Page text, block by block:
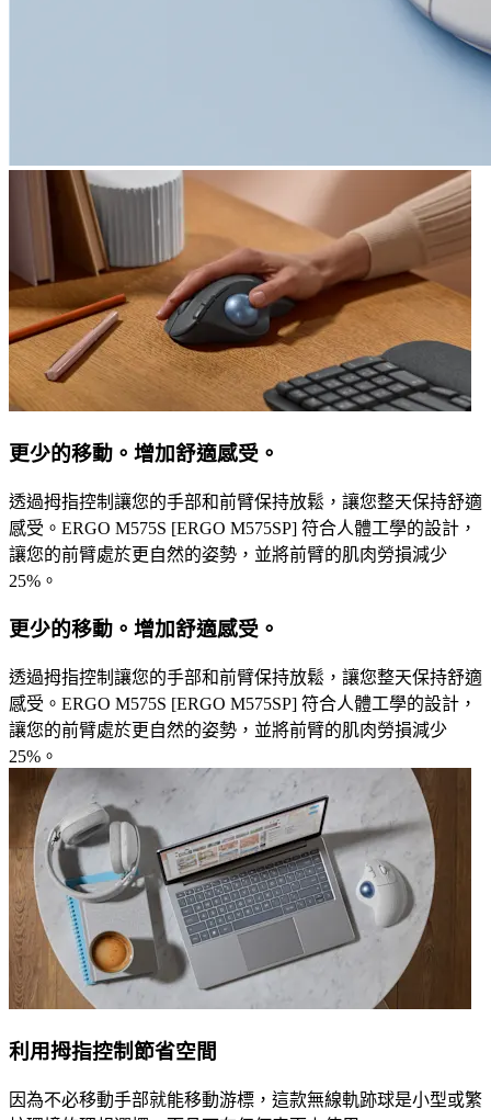
更少的移動。增加舒適感受。
透過拇指控制讓您的手部和前臂保持放鬆，讓您整天保持舒適
感受。ERGO M575S [ERGO M575SP] 符合人體工學的設計，
讓您的前臂處於更自然的姿勢，並將前臂的肌肉勞損減少
25%。
更少的移動。增加舒適感受。
透過拇指控制讓您的手部和前臂保持放鬆，讓您整天保持舒適
感受。ERGO M575S [ERGO M575SP] 符合人體工學的設計，
讓您的前臂處於更自然的姿勢，並將前臂的肌肉勞損減少
25%。
利用拇指控制節省空間
因為不必移動手部就能移動游標，這款無線軌跡球是小型或繁